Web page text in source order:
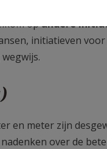
te bespreken.
opandere
initiatieven
en meter zijn
nadenken over de